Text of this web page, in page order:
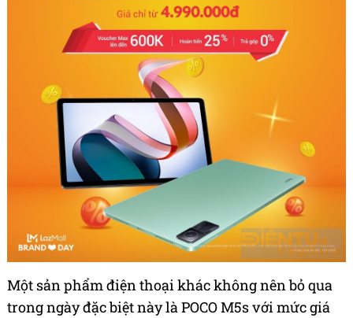
Một sản phẩm điện thoại khác không nên bỏ qua
trong ngày đặc biệt này là POCO M5s với mức giá